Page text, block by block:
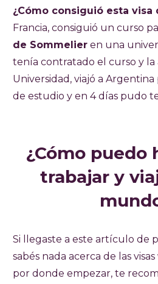
¿Cómo consiguió esta
Francia, consiguió un curso
de Sommelier en una
tenía contratado el curso y la
Universidad, viajó a Argentina
de estudio y en 4 días pudo
¿Cómo puedo
trabajar y
Si llegaste a este artículo de
sabés nada acerca de las
por donde empezar, te